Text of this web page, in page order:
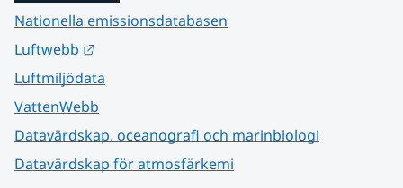
Nationella emissionsdatabasen
Luftwebb
Luftmiljödata
VattenWebb
Datavärdskap, oceanografi och marinbiologi
Datavärdskap för atmosfärkemi